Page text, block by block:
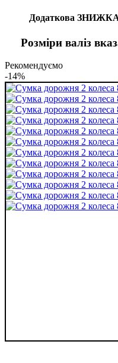
Додаткова ЗНИЖКА
Розміри валіз
Рекомендуємо
-14%